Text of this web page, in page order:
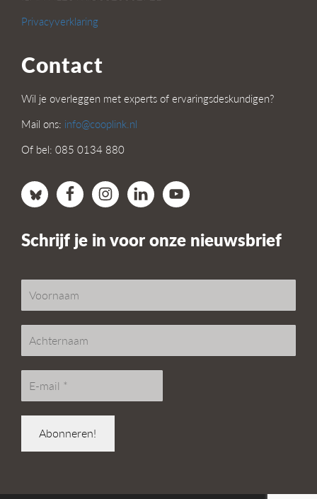
Privacyverklaring
Contact
Wil je overleggen met experts of ervaringsdeskundigen?
Mail ons: info@cooplink.nl
Of bel: 085 0134 880
Schrijf je in voor onze nieuwsbrief